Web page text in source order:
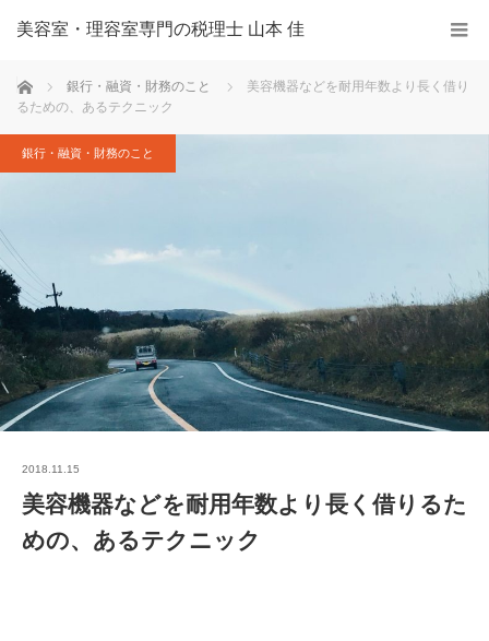
美容室・理容室専門の税理士 山本 佳
ホーム 銀行・融資・財務のこと
美容機器などを耐用年数より長く借り
るための、あるテクニック
銀行・融資・財務のこと
2018.11.15
美容機器などを耐用年数より長く借りるた
めの、あるテクニック